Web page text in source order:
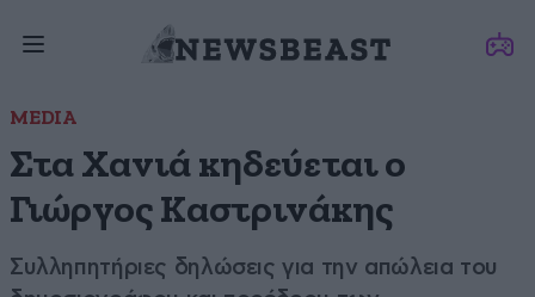
MEDIA
Στα Χανιά κηδεύεται ο
Γιώργος Καστρινάκης
Συλληπητήριες δηλώσεις για την απώλεια του